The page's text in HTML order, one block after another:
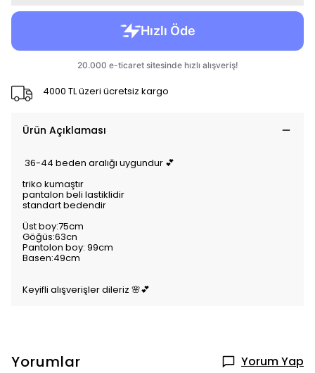
4000 TL üzeri ücretsiz kargo
Ürün Açıklaması
36-44 beden aralığı uygundur 💕
triko kumaştır
pantalon beli lastiklidir
standart bedendir
Üst boy:75cm
Göğüs:63cn
Pantolon boy: 99cm
Basen:49cm
Keyifli alışverişler dileriz 🌸💕
Yorumlar Yorum Yap